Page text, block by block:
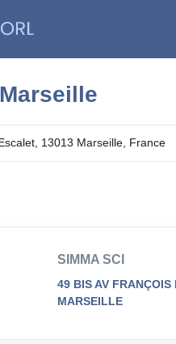
Marseille
SIMMA SCI
49 BIS AV FRANÇOIS
MARSEILLE